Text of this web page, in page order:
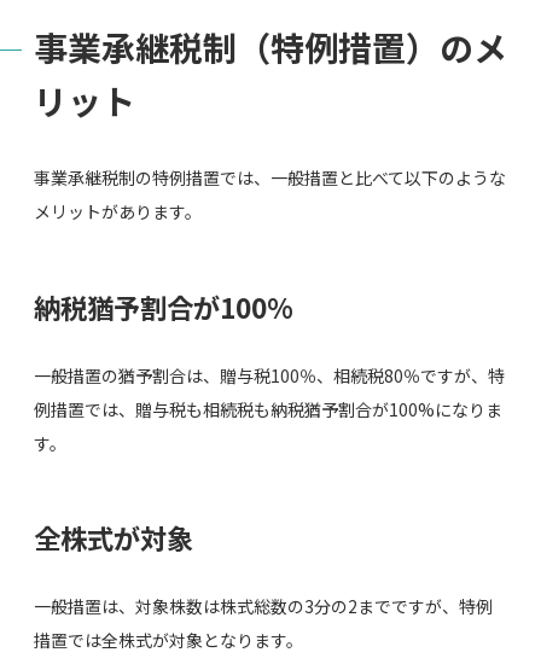
事業承継税制（特例措置）のメ
リット
事業承継税制の特例措置では、一般措置と比べて以下のような
メリットがあります。
納税猶予割合が100%
一般措置の猶予割合は、贈与税100％、相続税80％ですが、特
例措置では、贈与税も相続税も納税猶予割合が100%になりま
す。
全株式が対象
一般措置は、対象株数は株式総数の3分の2までですが、特例
措置では全株式が対象となります。